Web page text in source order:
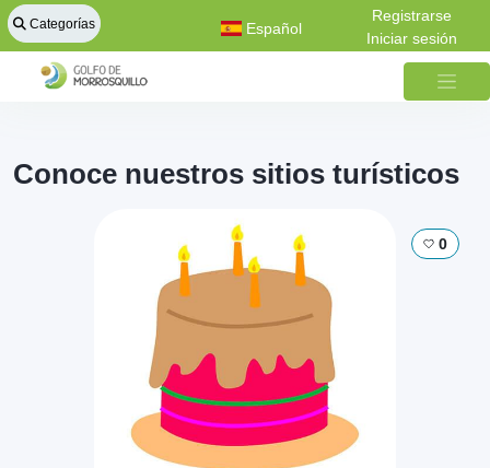
Categorías Español
Registrarse
Iniciar sesión
Conoce nuestros sitios turísticos
0